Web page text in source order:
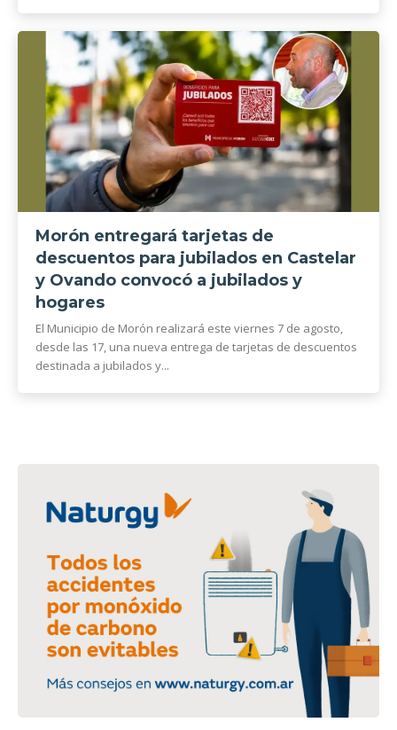
Morón entregará tarjetas de
descuentos para jubilados en Castelar
y Ovando convocó a jubilados y
hogares
El Municipio de Morón realizará este viernes 7 de agosto,
desde las 17, una nueva entrega de tarjetas de descuentos
destinada a jubilados y...